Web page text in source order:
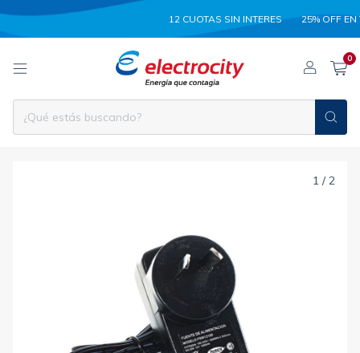
12 CUOTAS SIN INTERES 25% OFF EN
0
1 /2